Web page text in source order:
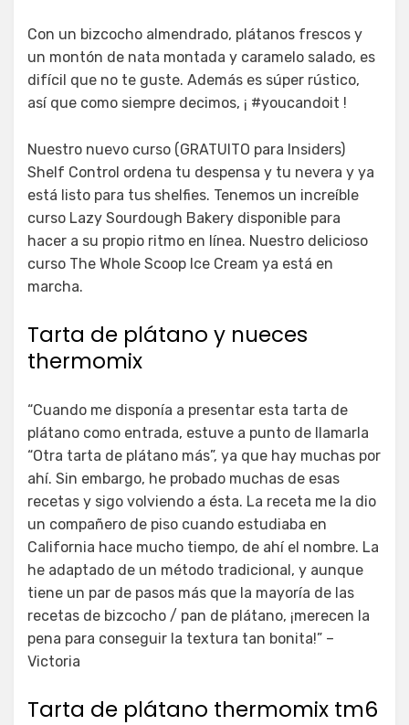
Con un bizcocho almendrado, plátanos frescos y
un montón de nata montada y caramelo salado, es
difícil que no te guste. Además es súper rústico,
así que como siempre decimos, ¡ #youcandoit !
Nuestro nuevo curso (GRATUITO para Insiders)
Shelf Control ordena tu despensa y tu nevera y ya
está listo para tus shelfies. Tenemos un increíble
curso Lazy Sourdough Bakery disponible para
hacer a su propio ritmo en línea. Nuestro delicioso
curso The Whole Scoop Ice Cream ya está en
marcha.
Tarta de plátano y nueces
thermomix
“Cuando me disponía a presentar esta tarta de
plátano como entrada, estuve a punto de llamarla
“Otra tarta de plátano más”, ya que hay muchas por
ahí. Sin embargo, he probado muchas de esas
recetas y sigo volviendo a ésta. La receta me la dio
un compañero de piso cuando estudiaba en
California hace mucho tiempo, de ahí el nombre. La
he adaptado de un método tradicional, y aunque
tiene un par de pasos más que la mayoría de las
recetas de bizcocho / pan de plátano, ¡merecen la
pena para conseguir la textura tan bonita!” –
Victoria
Tarta de plátano thermomix tm6